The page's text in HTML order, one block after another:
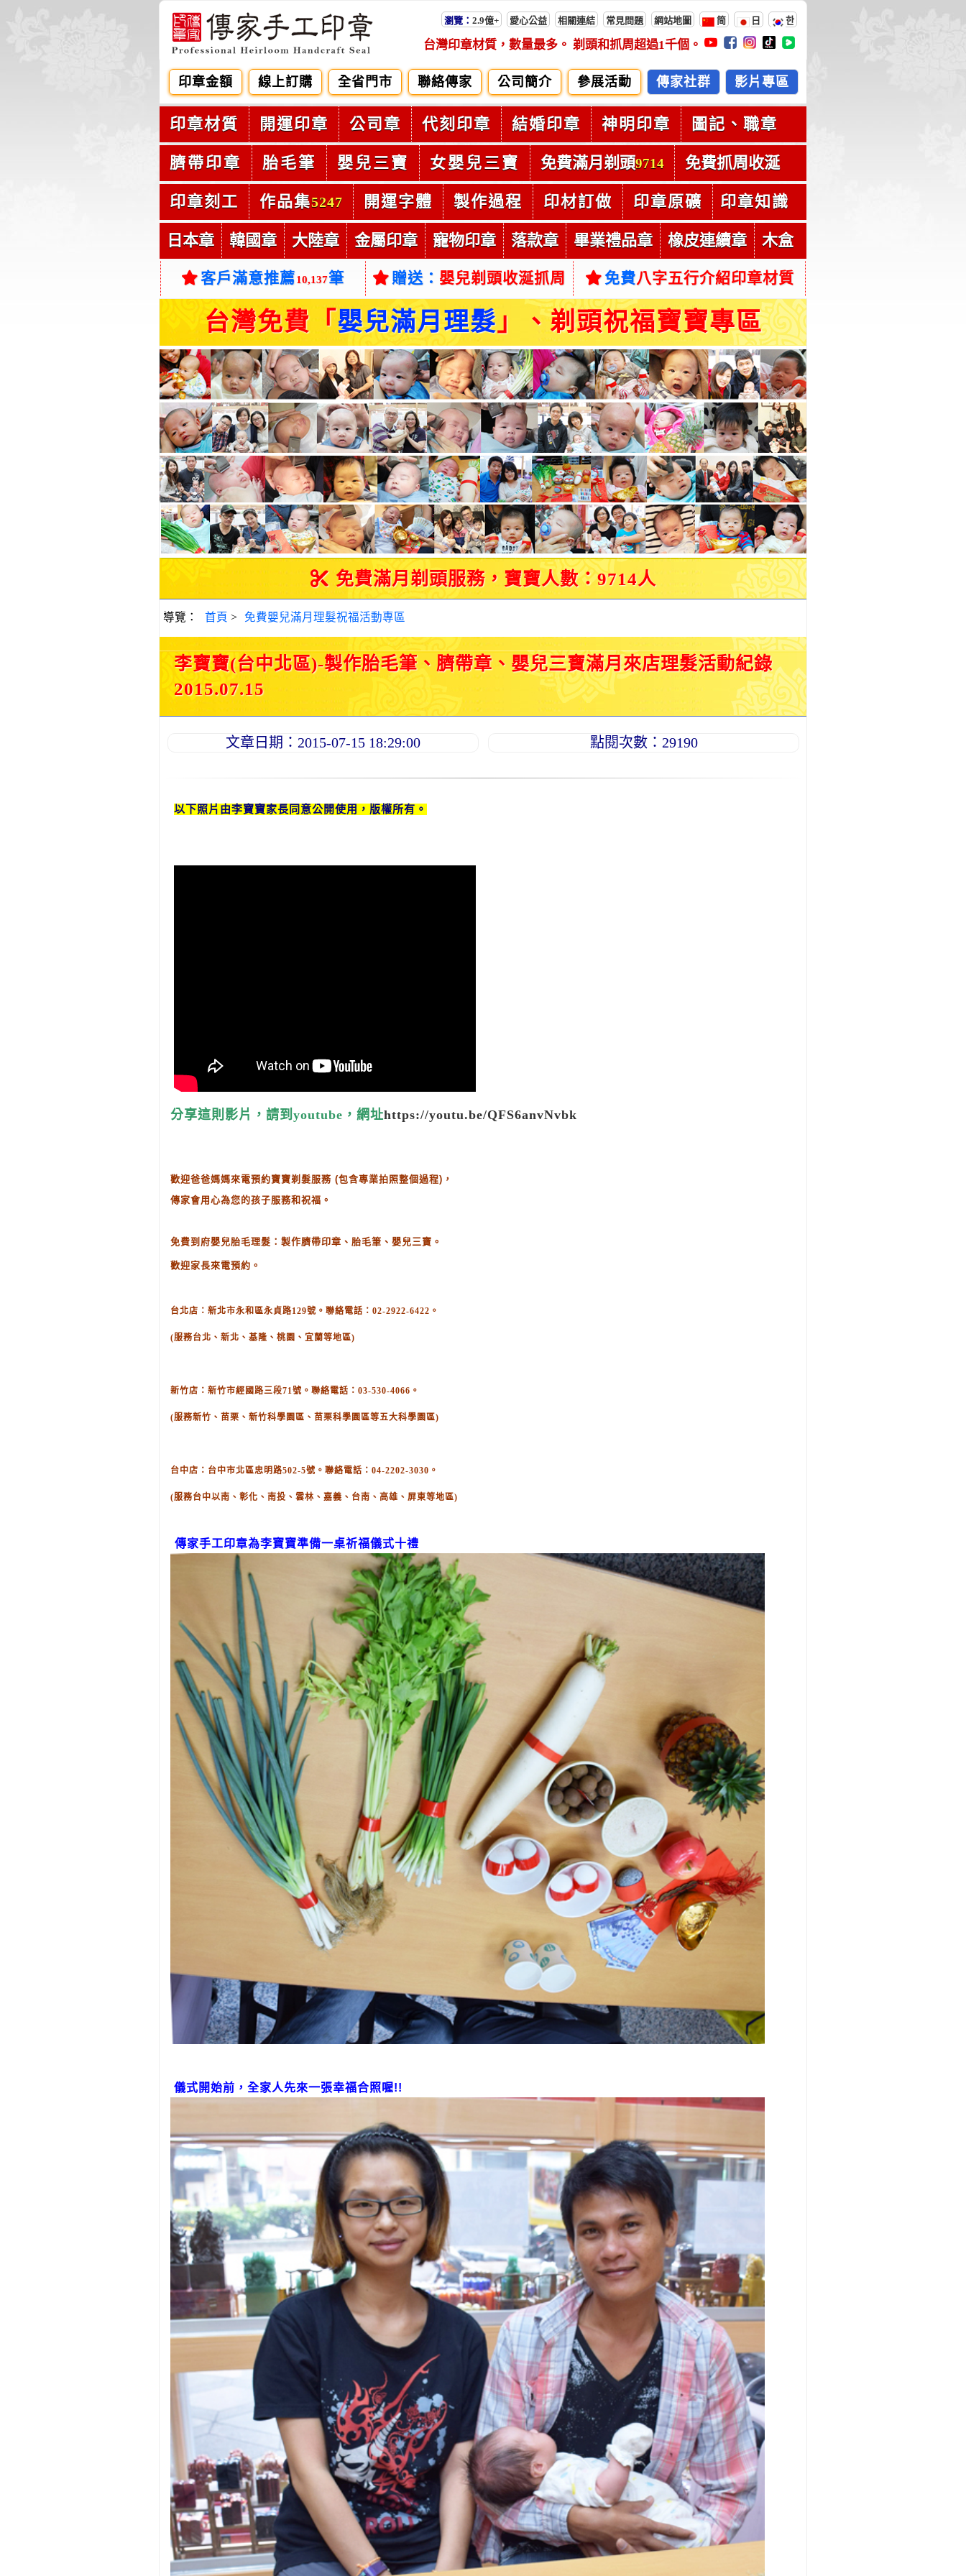
瀏覽： 2.9億+ 愛心公益 相關連結 常見問題 網站地圖 简 日 한
台灣印章材質，數量最多。 剃頭和抓周超過1千個。
印章金額 線上訂購 全省門市 聯絡傳家 公司簡介 參展活動 傳家社群 影片專區
印章材質 開運印章 公司章 代刻印章 結婚印章 神明印章 圖記、職章
臍帶印章 胎毛筆 嬰兒三寶 女嬰兒三寶 免費滿月剃頭9714 免費抓周收涎
印章刻工 作品集5247 開運字體 製作過程 印材訂做 印章原礦 印章知識
日本章 韓國章 大陸章 金屬印章 寵物印章 落款章 畢業禮品章 橡皮連續章 木盒
客戶滿意推薦10,137筆 贈送： 嬰兒剃頭收涎抓周 免費八字五行介紹印章材質
台灣免費「 嬰兒滿月理髮」、剃頭祝福寶寶專區
免費滿月剃頭服務，寶寶人數：9714人
導覽： 首頁 > 免費嬰兒滿月理髮祝福活動專區
李寶寶(台中北區)-製作胎毛筆、臍帶章、嬰兒三寶滿月來店理髮活動紀錄
2015.07.15
文章日期：2015-07-15 18:29:00 點閱次數：29190
以下照片由李寶寶家長同意公開使用，版權所有。
分享這則影片，請到youtube，網址https://youtu.be/QFS6anvNvbk
歡迎爸爸媽媽來電預約寶寶剃髮服務 (包含專業拍照整個過程) ，
傳家會用心為您的孩子服務和祝福。
免費到府嬰兒胎毛理髮：製作臍帶印章、胎毛筆、嬰兒三寶。
歡迎家長來電預約。
台北店：新北市永和區永貞路129號。聯絡電話：02-2922-6422。
(服務台北、新北、基隆、桃園、宜蘭等地區)
新竹店：新竹市經國路三段71號。聯絡電話：03-530-4066。
(服務新竹、苗栗、新竹科學園區、苗栗科學園區等五大科學園區)
台中店：台中市北區忠明路502-5號。聯絡電話：04-2202-3030。
(服務台中以南、彰化、南投、雲林、嘉義、台南、高雄、屏東等地區)
傳家手工印章為李寶寶準備一桌祈福儀式十禮
儀式開始前，全家人先來一張幸福合照喔!!